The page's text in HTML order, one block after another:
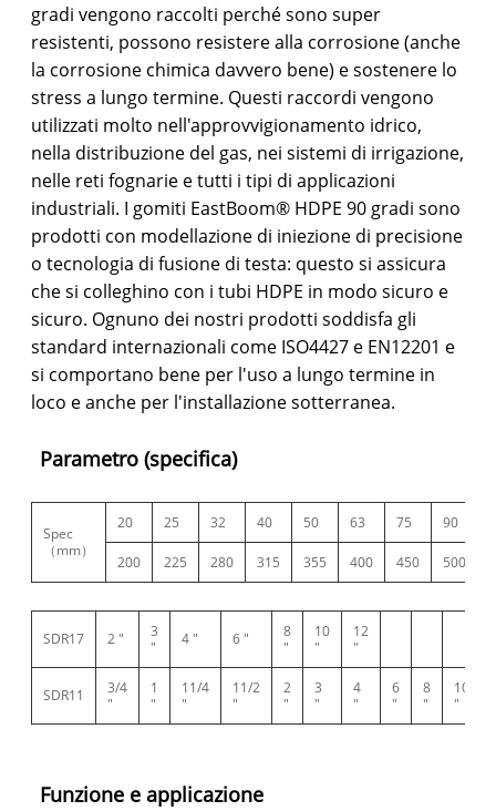
gradi vengono raccolti perché sono super
resistenti, possono resistere alla corrosione (anche
la corrosione chimica davvero bene) e sostenere lo
stress a lungo termine. Questi raccordi vengono
utilizzati molto nell'approvvigionamento idrico,
nella distribuzione del gas, nei sistemi di irrigazione,
nelle reti fognarie e tutti i tipi di applicazioni
industriali. I gomiti EastBoom® HDPE 90 gradi sono
prodotti con modellazione di iniezione di precisione
o tecnologia di fusione di testa: questo si assicura
che si colleghino con i tubi HDPE in modo sicuro e
sicuro. Ognuno dei nostri prodotti soddisfa gli
standard internazionali come ISO4427 e EN12201 e
si comportano bene per l'uso a lungo termine in
loco e anche per l'installazione sotterranea.
Parametro (specifica)
Spec
（mm）
20 25 32 40 50 63 75 90
200 225 280 315 355 400 450 500
SDR17 2 "
3
"
4 " 6 "
8
"
10
"
12
"
SDR11
3/4
"
1
"
11/4
"
11/2
"
2
"
3
"
4
"
6
"
8
"
10
"
Funzione e applicazione